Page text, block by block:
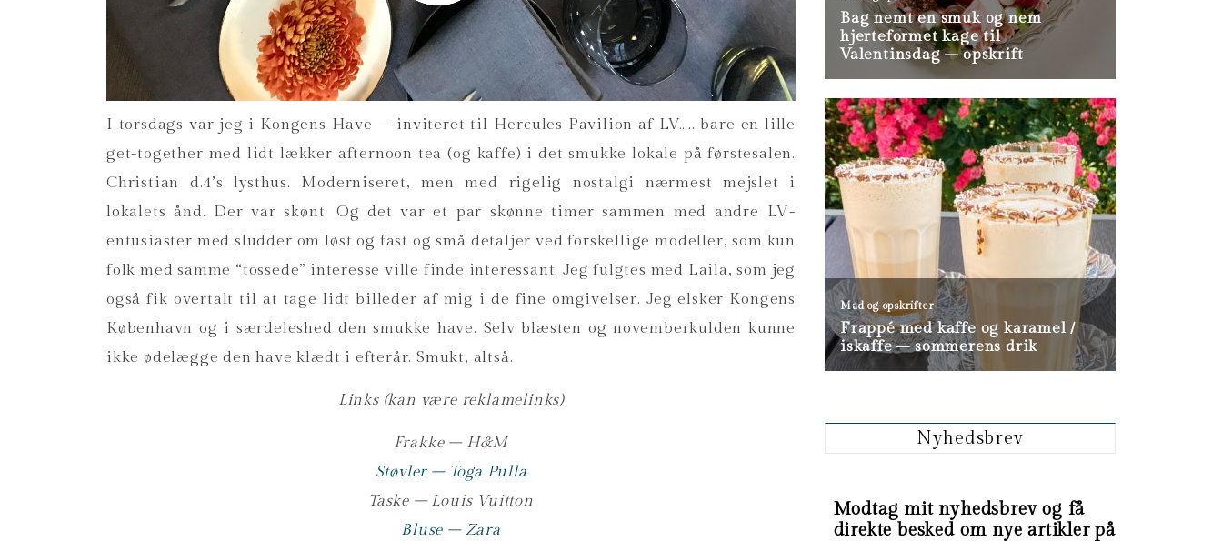
I torsdags var jeg i Kongens Have – inviteret til Hercules Pavilion af LV….. bare en lille
get-together med lidt lækker afternoon tea (og kaffe) i det smukke lokale på førstesalen.
Christian d.4’s lysthus. Moderniseret, men med rigelig nostalgi nærmest mejslet i
lokalets ånd. Der var skønt. Og det var et par skønne timer sammen med andre LV-
entusiaster med sludder om løst og fast og små detaljer ved forskellige modeller, som kun
folk med samme “tossede” interesse ville finde interessant. Jeg fulgtes med Laila, som jeg
også fik overtalt til at tage lidt billeder af mig i de fine omgivelser. Jeg elsker Kongens
København og i særdeleshed den smukke have. Selv blæsten og novemberkulden kunne
ikke ødelægge den have klædt i efterår. Smukt, altså.
Links (kan være reklamelinks)
Frakke – H&M
Støvler – Toga Pulla
Taske – Louis Vuitton
Bluse – Zara
Nyhedsbrev
Modtag mit nyhedsbrev og få
direkte besked om nye artikler på